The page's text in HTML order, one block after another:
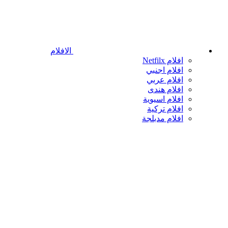
الافلام
افلام Netfilx
افلام اجنبي
افلام عربي
افلام هندى
افلام اسيوية
افلام تركية
افلام مدبلجة